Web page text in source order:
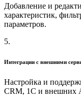
Добавление и
характеристик,
параметров.
5.
Интеграции с внешними
Настройка и
CRM, 1С и внешних